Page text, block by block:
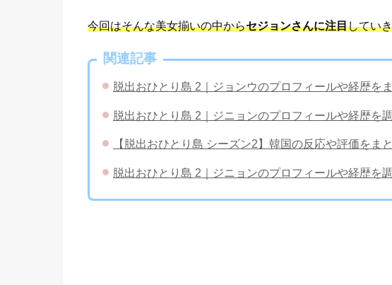
今回はそんな美女揃いの中からセジョンさんに注目してい
関連記事
脱出おひとり島 2｜ジョンウのプロフィールや経歴を
脱出おひとり島 2｜ジニョンのプロフィールや経歴を
【脱出おひとり島 シーズン2】韓国の反応や評価をま
脱出おひとり島 2｜ジニョンのプロフィールや経歴を